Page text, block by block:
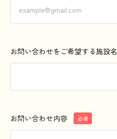
お問い合わせをご希望する施設名
お問い合わせ内容 必須